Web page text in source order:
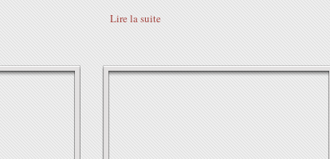
Lire la suite